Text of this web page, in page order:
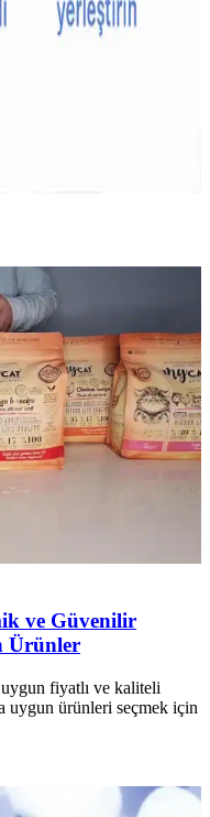
ve Güvenilir
Ürünler
fiyatlı ve kaliteli
uygun ürünleri seçmek için